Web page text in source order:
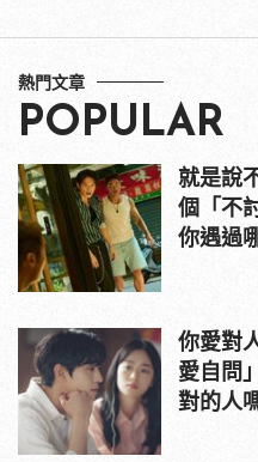
熱門文章
POPULAR
就是說
個「不
你遇過
你愛對
愛自問
對的人